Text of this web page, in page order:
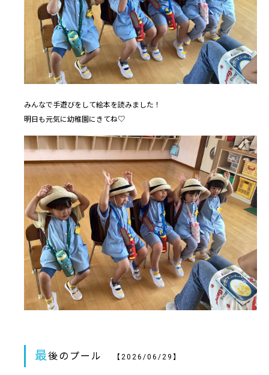
みんなで手遊びをして絵本を読みました！
明日も元気に幼稚園にきてね♡
最後のプール 【2026/06/29】